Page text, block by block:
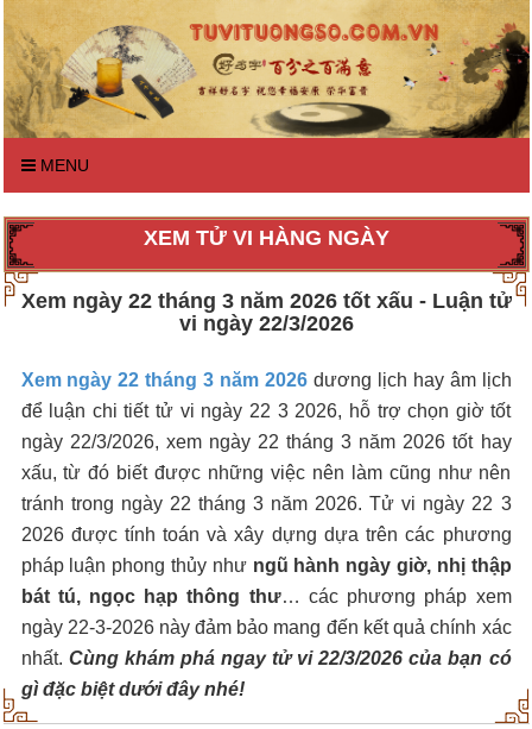
MENU
XEM TỬ VI HÀNG NGÀY
Xem ngày 22 tháng 3 năm 2026 tốt xấu - Luận tử
vi ngày 22/3/2026
Xem ngày 22 tháng 3 năm 2026dương lịch hay âm lịch
để luận chi tiết tử vi ngày 22 3 2026, hỗ trợ chọn giờ tốt
ngày 22/3/2026, xem ngày 22 tháng 3 năm 2026 tốt hay
xấu, từ đó biết được những việc nên làm cũng như nên
tránh trong ngày 22 tháng 3 năm 2026. Tử vi ngày 22 3
2026 được tính toán và xây dựng dựa trên các phương
pháp luận phong thủy như ngũ hành ngày giờ, nhị thập
bát tú, ngọc hạp thông thư… các phương pháp xem
ngày 22-3-2026 này đảm bảo mang đến kết quả chính xác
nhất. Cùng khám phá ngay tử vi 22/3/2026 của bạn có
gì đặc biệt dưới đây nhé!